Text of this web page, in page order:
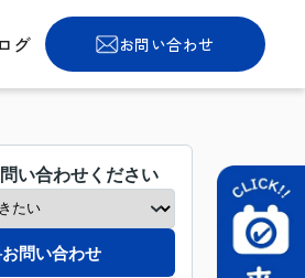
グ お問い合わせ
い合わせください
問い合わせ